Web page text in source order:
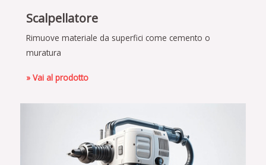
Scalpellatore
Rimuove materiale da superfici come cemento o
muratura
» Vai al prodotto